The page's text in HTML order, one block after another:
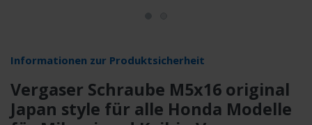
Informationen zur Produktsicherheit
Vergaser Schraube M5x16 original
Japan style für alle Honda Modelle